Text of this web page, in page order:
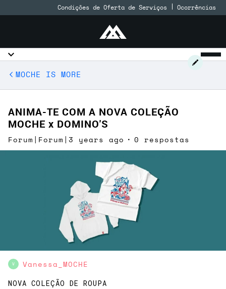
Condições de Oferta de Serviços Ocorrências
MOCHE IS MORE
ANIMA-TE COM A NOVA COLEÇÃO
MOCHE x DOMINO'S
Forum|Forum|3 years ago 0 respostas
V Vanessa_MOCHE
NOVA COLEÇÃO DE ROUPA